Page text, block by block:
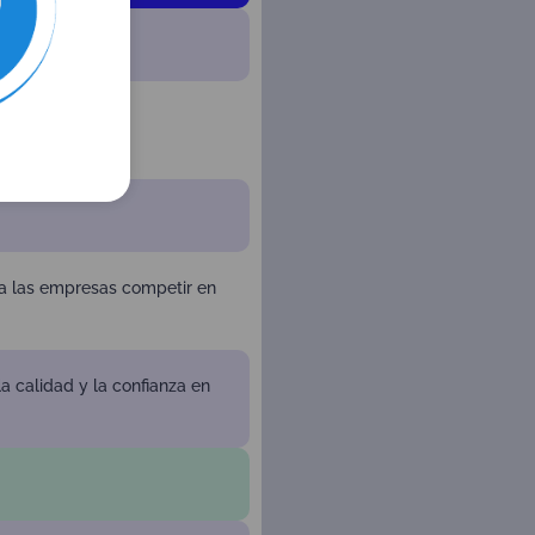
las empresas competir en
calidad y la confianza en